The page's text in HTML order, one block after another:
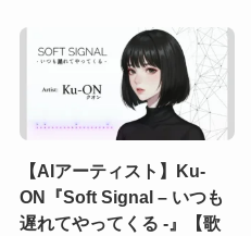
【AIアーティスト】Ku-
ON『Soft Signal – いつも
遅れてやってくる -』【歌